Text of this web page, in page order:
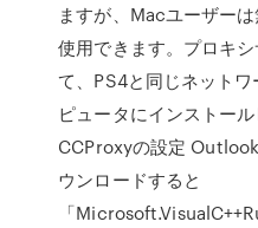
ますが、Macユーザー
使用できます。プロキ
て、PS4と同じネット
ピュータにインストー
CCProxyの設定
ウンロードすると
「